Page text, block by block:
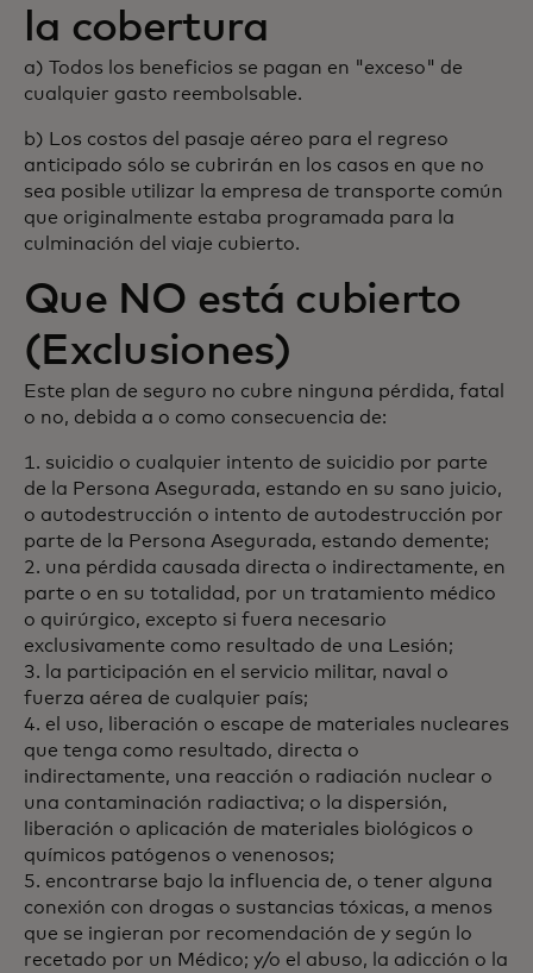
la cobertura
a) Todos los beneficios se pagan en "exceso" de
cualquier gasto reembolsable.
b) Los costos del pasaje aéreo para el regreso
anticipado sólo se cubrirán en los casos en que no
sea posible utilizar la empresa de transporte común
que originalmente estaba programada para la
culminación del viaje cubierto.
Que NO está cubierto
(Exclusiones)
Este plan de seguro no cubre ninguna pérdida, fatal
o no, debida a o como consecuencia de:
1. suicidio o cualquier intento de suicidio por parte
de la Persona Asegurada, estando en su sano juicio,
o autodestrucción o intento de autodestrucción por
parte de la Persona Asegurada, estando demente;
2. una pérdida causada directa o indirectamente, en
parte o en su totalidad, por un tratamiento médico
o quirúrgico, excepto si fuera necesario
exclusivamente como resultado de una Lesión;
3. la participación en el servicio militar, naval o
fuerza aérea de cualquier país;
4. el uso, liberación o escape de materiales nucleares
que tenga como resultado, directa o
indirectamente, una reacción o radiación nuclear o
una contaminación radiactiva; o la dispersión,
liberación o aplicación de materiales biológicos o
químicos patógenos o venenosos;
5. encontrarse bajo la influencia de, o tener alguna
conexión con drogas o sustancias tóxicas, a menos
que se ingieran por recomendación de y según lo
recetado por un Médico; y/o el abuso, la adicción o la